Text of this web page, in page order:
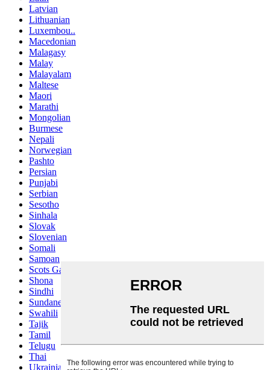
Latvian
Lithuanian
Luxembou..
Macedonian
Malagasy
Malay
Malayalam
Maltese
Maori
Marathi
Mongolian
Burmese
Nepali
Norwegian
Pashto
Persian
Punjabi
Serbian
Sesotho
Sinhala
Slovak
Slovenian
Somali
Samoan
Scots Gaelic
Shona
Sindhi
Sundanese
Swahili
Tajik
Tamil
Telugu
Thai
Ukrainian